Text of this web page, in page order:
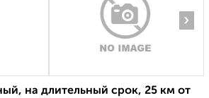
›
на длительный срок, 25 км от